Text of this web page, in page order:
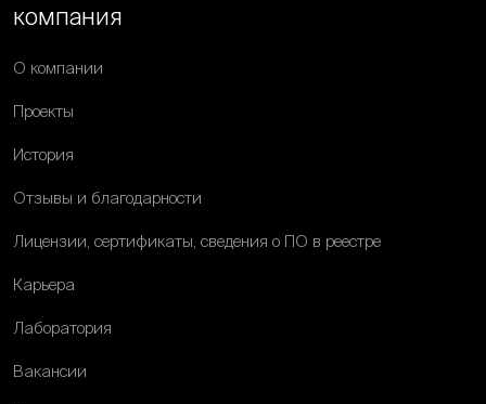
компания
О компании
Проекты
История
Отзывы и благодарности
Лицензии, сертификаты, сведения о ПО в реестре
Карьера
Лаборатория
Вакансии